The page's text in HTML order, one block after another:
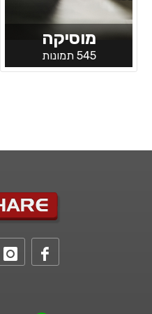
מוסיקה
545 תמונות